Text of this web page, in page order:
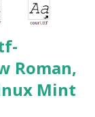
Roman,
Mint